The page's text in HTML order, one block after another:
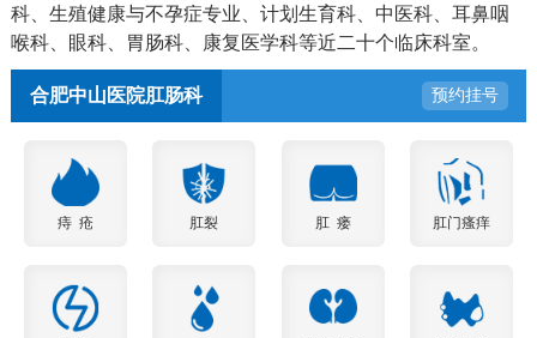
科、生殖健康与不孕症专业、计划生育科、中医科、耳鼻咽
喉科、眼科、胃肠科、康复医学科等近二十个临床科室。
合肥中山医院肛肠科 预约挂号
痔 疮 肛裂 肛 瘘 肛门瘙痒